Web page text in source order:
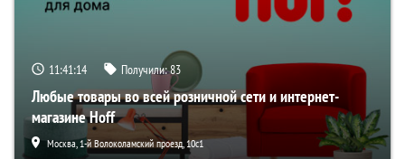
11:41:12 Получили:83
Любые товары во всей розничной сети и интернет-
магазине Hoff
Москва, 1-й Волоколамский проезд, 10с1